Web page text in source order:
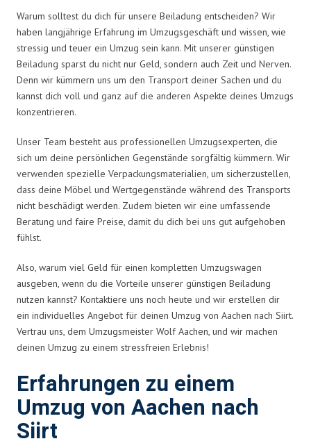
Warum solltest du dich für unsere Beiladung entscheiden? Wir
haben langjährige Erfahrung im Umzugsgeschäft und wissen, wie
stressig und teuer ein Umzug sein kann. Mit unserer günstigen
Beiladung sparst du nicht nur Geld, sondern auch Zeit und Nerven.
Denn wir kümmern uns um den Transport deiner Sachen und du
kannst dich voll und ganz auf die anderen Aspekte deines Umzugs
konzentrieren.
Unser Team besteht aus professionellen Umzugsexperten, die
sich um deine persönlichen Gegenstände sorgfältig kümmern. Wir
verwenden spezielle Verpackungsmaterialien, um sicherzustellen,
dass deine Möbel und Wertgegenstände während des Transports
nicht beschädigt werden. Zudem bieten wir eine umfassende
Beratung und faire Preise, damit du dich bei uns gut aufgehoben
fühlst.
Also, warum viel Geld für einen kompletten Umzugswagen
ausgeben, wenn du die Vorteile unserer günstigen Beiladung
nutzen kannst? Kontaktiere uns noch heute und wir erstellen dir
ein individuelles Angebot für deinen Umzug von Aachen nach Siirt.
Vertrau uns, dem Umzugsmeister Wolf Aachen, und wir machen
deinen Umzug zu einem stressfreien Erlebnis!
Erfahrungen zu einem
Umzug von Aachen nach
Siirt